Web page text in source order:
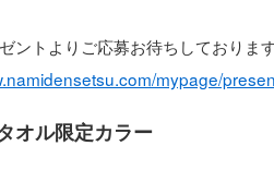
ントよりご応募お待ちしております
mypage/
オル限定カラー